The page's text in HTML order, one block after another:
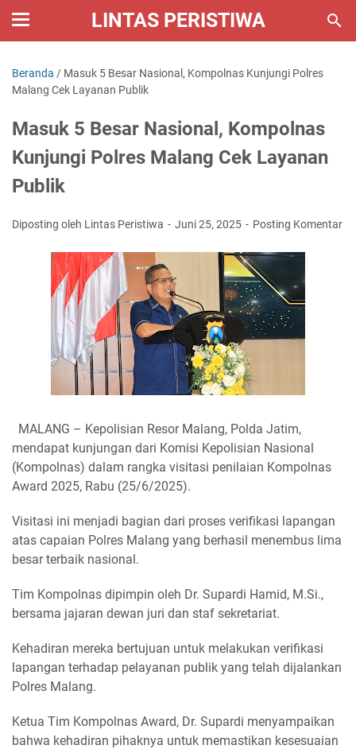
LINTAS PERISTIWA
Beranda / Masuk 5 Besar Nasional, Kompolnas Kunjungi Polres
Malang Cek Layanan Publik
Masuk 5 Besar Nasional, Kompolnas
Kunjungi Polres Malang Cek Layanan
Publik
Diposting oleh Lintas Peristiwa Juni 25, 2025 Posting Komentar
MALANG – Kepolisian Resor Malang, Polda Jatim,
mendapat kunjungan dari Komisi Kepolisian Nasional
(Kompolnas) dalam rangka visitasi penilaian Kompolnas
Award 2025, Rabu (25/6/2025).
Visitasi ini menjadi bagian dari proses verifikasi lapangan
atas capaian Polres Malang yang berhasil menembus lima
besar terbaik nasional.
Tim Kompolnas dipimpin oleh Dr. Supardi Hamid, M.Si.,
bersama jajaran dewan juri dan staf sekretariat.
Kehadiran mereka bertujuan untuk melakukan verifikasi
lapangan terhadap pelayanan publik yang telah dijalankan
Polres Malang.
Ketua Tim Kompolnas Award, Dr. Supardi menyampaikan
bahwa kehadiran pihaknya untuk memastikan kesesuaian